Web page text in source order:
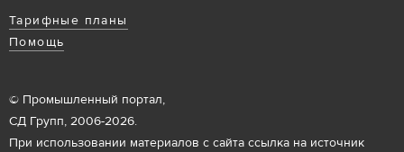
Тарифные планы
Помощь
© Промышленный портал,
СД Групп, 2006-2026.
При использовании материалов с сайта ссылка на источник